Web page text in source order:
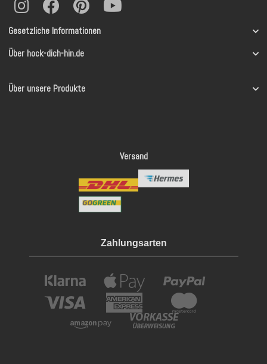
Gesetzliche Informationen
Über hock-dich-hin.de
Über unsere Produkte
Versand
Zahlungsarten